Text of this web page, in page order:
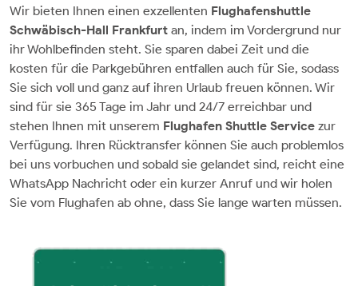
Wir bieten Ihnen einen exzellenten Flughafenshuttle
Schwäbisch-Hall Frankfurt an, indem im Vordergrund nur
ihr Wohlbefinden steht. Sie sparen dabei Zeit und die
kosten für die Parkgebühren entfallen auch für Sie, sodass
Sie sich voll und ganz auf ihren Urlaub freuen können. Wir
sind für sie 365 Tage im Jahr und 24/7 erreichbar und
stehen Ihnen mit unserem Flughafen Shuttle Service zur
Verfügung. Ihren Rücktransfer können Sie auch problemlos
bei uns vorbuchen und sobald sie gelandet sind, reicht eine
WhatsApp Nachricht oder ein kurzer Anruf und wir holen
Sie vom Flughafen ab ohne, dass Sie lange warten müssen.